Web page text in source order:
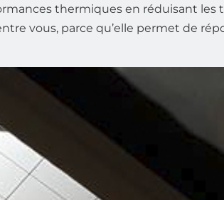
thermiques en réduisant
vous, parce qu’elle permet de